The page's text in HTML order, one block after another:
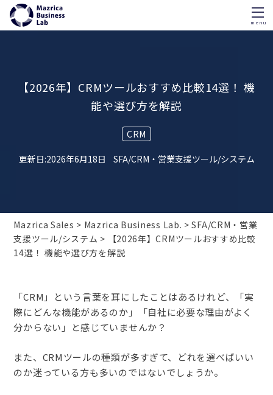
menu
【2026年】CRMツールおすすめ比較14選！ 機
能や選び方を解説
CRM
2026年6月18日 SFA/CRM・営業支援ツール/システム
Mazrica Sales Mazrica Business Lab.
SFA/CRM・営業
支援ツール/システム
【2026年】CRMツールおすすめ比較
14選！ 機能や選び方を解説
「CRM」という言葉を耳にしたことはあるけれど、「実
際にどんな機能があるのか」「自社に必要な理由がよく
分からない」と感じていませんか？
また、CRMツールの種類が多すぎて、どれを選べばいい
のか迷っている方も多いのではないでしょうか。